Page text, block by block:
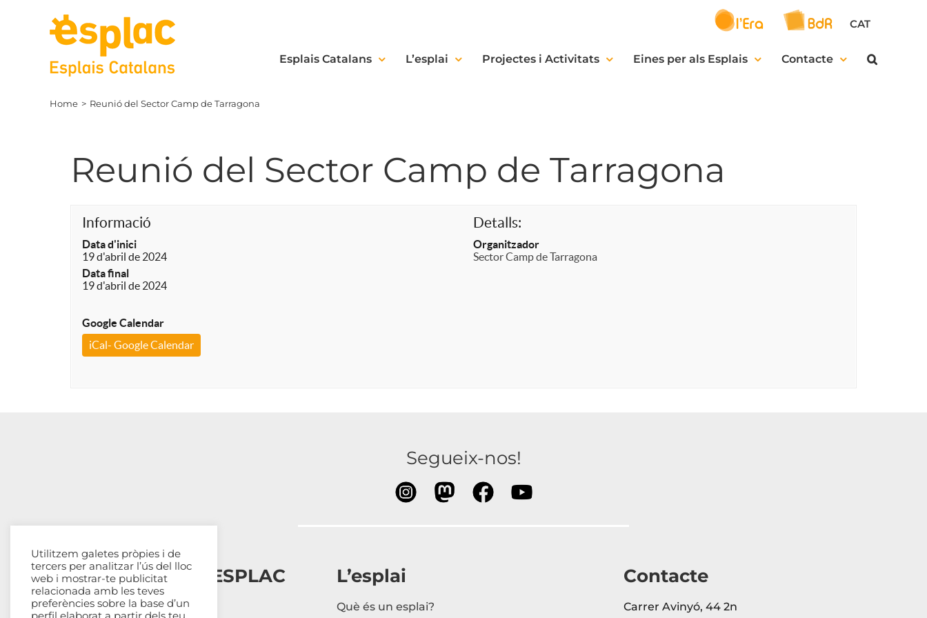
CAT
Esplais Catalans L’esplai Projectes i Activitats Eines per als Esplais Contacte
Home Reunió del Sector Camp de Tarragona
Reunió del Sector Camp de Tarragona
Informació
Data d'inici
19 d'abril de 2024
Data final
19 d'abril de 2024
Google Calendar
iCal- Google Calendar
Detalls:
Organitzador
Sector Camp de Tarragona
Segueix-nos!
Esplais Catalans, ESPLAC
Qui som
L’esplai
Què és un esplai?
Contacte
Carrer Avinyó, 44 2n
Utilitzem galetes pròpies i de
tercers per analitzar l’ús del lloc
web i mostrar-te publicitat
relacionada amb les teves
preferències sobre la base d’un